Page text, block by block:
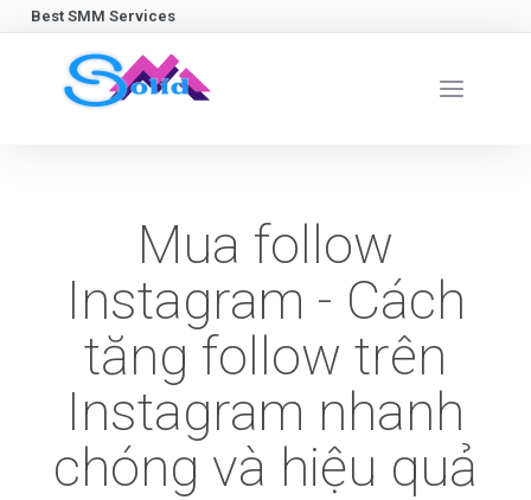
Best SMM Services
Mua follow
Instagram - Cách
tăng follow trên
Instagram nhanh
chóng và hiệu quả